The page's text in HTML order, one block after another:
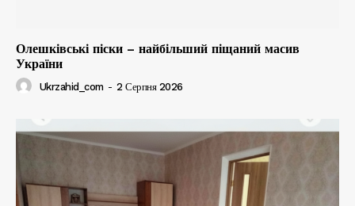
Олешківські піски – найбільший піщаний масив
України
Ukrzahid_com - 2 Серпня 2026